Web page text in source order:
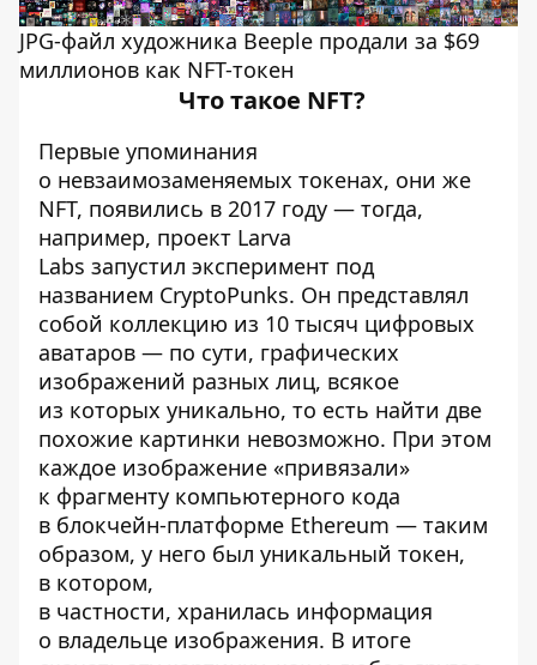
JPG-файл художника Beeple продали за $69
миллионов как NFT-токен
Что такое NFT?
Первые упоминания
о невзаимозаменяемых токенах, они же
NFT, появились в 2017 году — тогда,
например, проект Larva
Labs запустил эксперимент под
названием CryptoPunks. Он представлял
собой коллекцию из 10 тысяч цифровых
аватаров — по сути, графических
изображений разных лиц, всякое
из которых уникально, то есть найти две
похожие картинки невозможно. При этом
каждое изображение «привязали»
к фрагменту компьютерного кода
в блокчейн-платформе Ethereum — таким
образом, у него был уникальный токен,
в котором,
в частности, хранилась информация
о владельце изображения. В итоге